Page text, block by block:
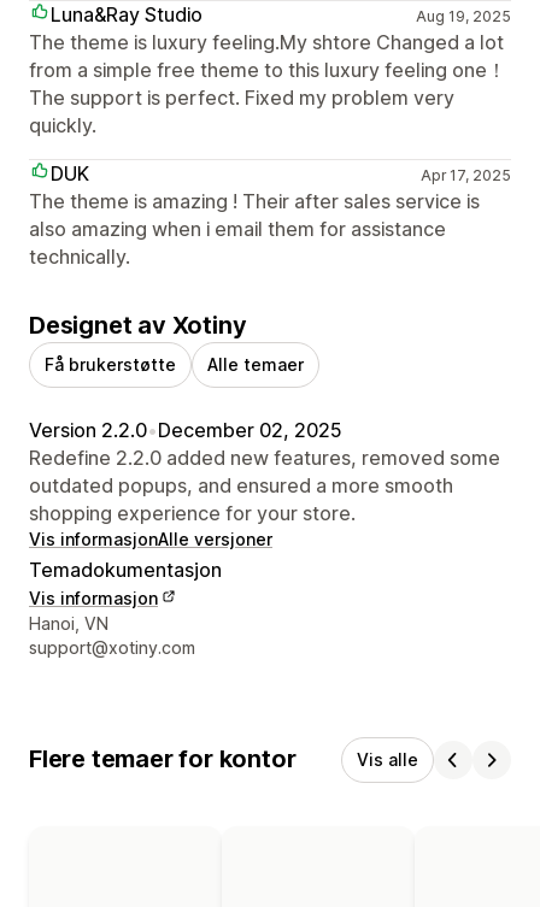
Luna&Ray Studio
Aug 19, 2025
The theme is luxury feeling.My shtore Changed a lot
from a simple free theme to this luxury feeling one！
The support is perfect. Fixed my problem very
quickly.
DUK
Apr 17, 2025
The theme is amazing ! Their after sales service is
also amazing when i email them for assistance
technically.
Designet av Xotiny
Få brukerstøtte Alle temaer
Version 2.2.0•December 02, 2025
Redefine 2.2.0 added new features, removed some
outdated popups, and ensured a more smooth
shopping experience for your store.
Vis informasjonAlle versjoner
Temadokumentasjon
Vis informasjon
Designerens kontaktinfo
Hanoi, VN
support@xotiny.com
Flere temaer for kontor Vis alle